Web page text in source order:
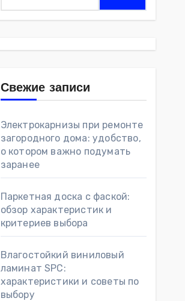
Свежие записи
Электрокарнизы при ремонте
загородного дома: удобство,
о котором важно подумать
заранее
Паркетная доска с фаской:
обзор характеристик и
критериев выбора
Влагостойкий виниловый
ламинат SPC:
характеристики и советы по
выбору